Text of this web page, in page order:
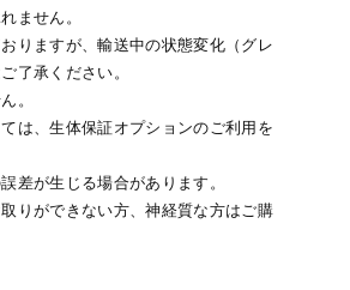
ません。
りますが、輸送中の状態変化（グレ
了承ください。
。
は、生体保証オプションのご利用を
差が生じる場合があります。
りができない方、神経質な方はご購